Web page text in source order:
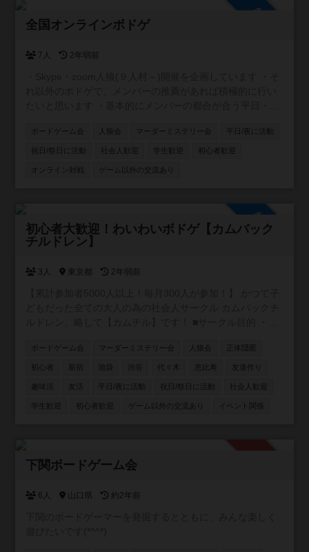
全国オンラインボドゲ
7人 2年弱前
内ルールはメンバー同士で都度決めていきたいと思います
ボードゲーム会 人狼会 マーダーミステリー会 平日/夜に活動
祝日/祭日に活動 社会人歓迎 学生歓迎 初心者歓迎
オンライン対戦 ゲーム以外の交流あり
参加自由
初心者大歓迎！わいわいボドゲ【カムバック
チルドレン】
3人 東京都 2年弱前
を作りたい ・とにかく体を動かしたい ・仕事と無関係の人
と話したい 主な年齢層は20~30代。男女比は6：4 ■お断り
て嫌な思いをした事があります。 上記目的の方は来ないで
す 初心者でも楽しめる簡単なゲームばかりです！ ボードゲ
ボードゲーム会 マーダーミステリー会 人狼会 正体隠匿
初心者 新宿 池袋 渋谷 代々木 恵比寿 友達作り
趣味活 友活 平日/夜に活動 祝日/祭日に活動 社会人歓迎
学生歓迎 初心者歓迎 ゲーム以外の交流あり イベント関係
下関ボードゲーム会
6人 山口県 約2年前